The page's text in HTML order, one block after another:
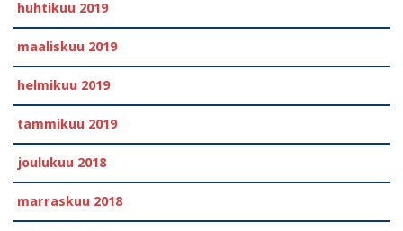
huhtikuu 2019
maaliskuu 2019
helmikuu 2019
tammikuu 2019
joulukuu 2018
marraskuu 2018